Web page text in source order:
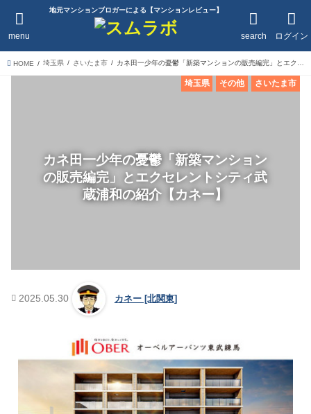
地元マンションブロガーによる【マンションレビュー】
ログイン
search
menu
HOME 埼玉県 さいたま市
カネ田一少年の憂鬱「新築マンション
の販売編完」とエクセレントシティ武
蔵浦和の紹介【カネー】
さいたま市
その他
埼玉県
2025.05.30 カネー [北関東]